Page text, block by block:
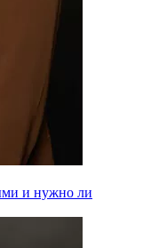
и нужно ли